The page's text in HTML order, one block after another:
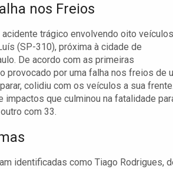
nos Freios
acidente trágico envolvendo oito veículos
(SP-310), próxima à cidade de
De acordo com as primeiras
provocado por uma falha nos freios de
colidiu com os veículos a sua
impactos que culminou na fatalidade
com 33.
identificadas como Tiago Rodrigues,